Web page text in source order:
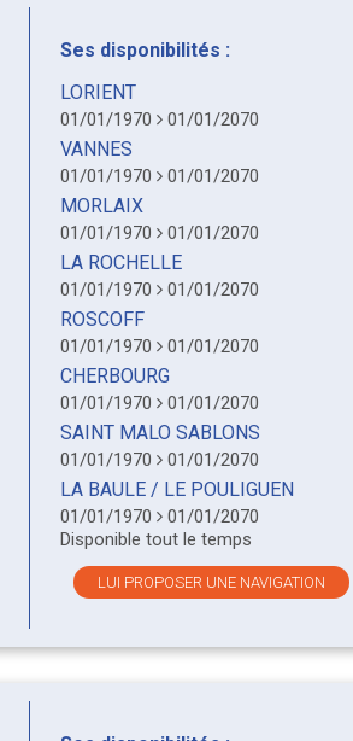
Ses disponibilités :
LORIENT
01/01/1970 01/01/2070
VANNES
01/01/1970 01/01/2070
MORLAIX
01/01/1970 01/01/2070
LA ROCHELLE
01/01/1970 01/01/2070
ROSCOFF
01/01/1970 01/01/2070
CHERBOURG
01/01/1970 01/01/2070
SAINT MALO SABLONS
01/01/1970 01/01/2070
LA BAULE / LE POULIGUEN
01/01/1970 01/01/2070
Disponible tout le temps
LUI PROPOSER UNE NAVIGATION